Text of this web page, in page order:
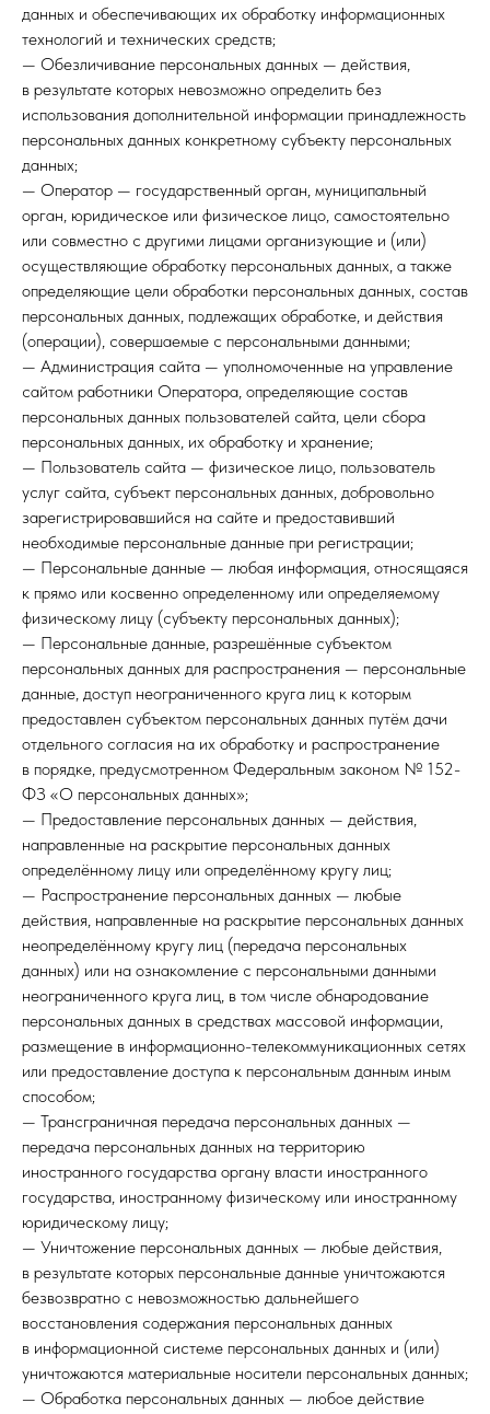
данных и обеспечивающих их обработку информационных
технологий и технических средств;
— Обезличивание персональных данных — действия,
в результате которых невозможно определить без
использования дополнительной информации принадлежность
персональных данных конкретному субъекту персональных
данных;
— Оператор — государственный орган, муниципальный
орган, юридическое или физическое лицо, самостоятельно
или совместно с другими лицами организующие и (или)
осуществляющие обработку персональных данных, а также
определяющие цели обработки персональных данных, состав
персональных данных, подлежащих обработке, и действия
(операции), совершаемые с персональными данными;
— Администрация сайта — уполномоченные на управление
сайтом работники Оператора, определяющие состав
персональных данных пользователей сайта, цели сбора
персональных данных, их обработку и хранение;
— Пользователь сайта — физическое лицо, пользователь
услуг сайта, субъект персональных данных, добровольно
зарегистрировавшийся на сайте и предоставивший
необходимые персональные данные при регистрации;
— Персональные данные — любая информация, относящаяся
к прямо или косвенно определенному или определяемому
физическому лицу (субъекту персональных данных);
— Персональные данные, разрешённые субъектом
персональных данных для распространения — персональные
данные, доступ неограниченного круга лиц к которым
предоставлен субъектом персональных данных путём дачи
отдельного согласия на их обработку и распространение
в порядке, предусмотренном Федеральным законом № 152-
ФЗ «О персональных данных»;
— Предоставление персональных данных — действия,
направленные на раскрытие персональных данных
определённому лицу или определённому кругу лиц;
— Распространение персональных данных — любые
действия, направленные на раскрытие персональных данных
неопределённому кругу лиц (передача персональных
данных) или на ознакомление с персональными данными
неограниченного круга лиц, в том числе обнародование
персональных данных в средствах массовой информации,
размещение в информационно-телекоммуникационных сетях
или предоставление доступа к персональным данным иным
способом;
— Трансграничная передача персональных данных —
передача персональных данных на территорию
иностранного государства органу власти иностранного
государства, иностранному физическому или иностранному
юридическому лицу;
— Уничтожение персональных данных — любые действия,
в результате которых персональные данные уничтожаются
безвозвратно с невозможностью дальнейшего
восстановления содержания персональных данных
в информационной системе персональных данных и (или)
уничтожаются материальные носители персональных данных;
— Обработка персональных данных — любое действие